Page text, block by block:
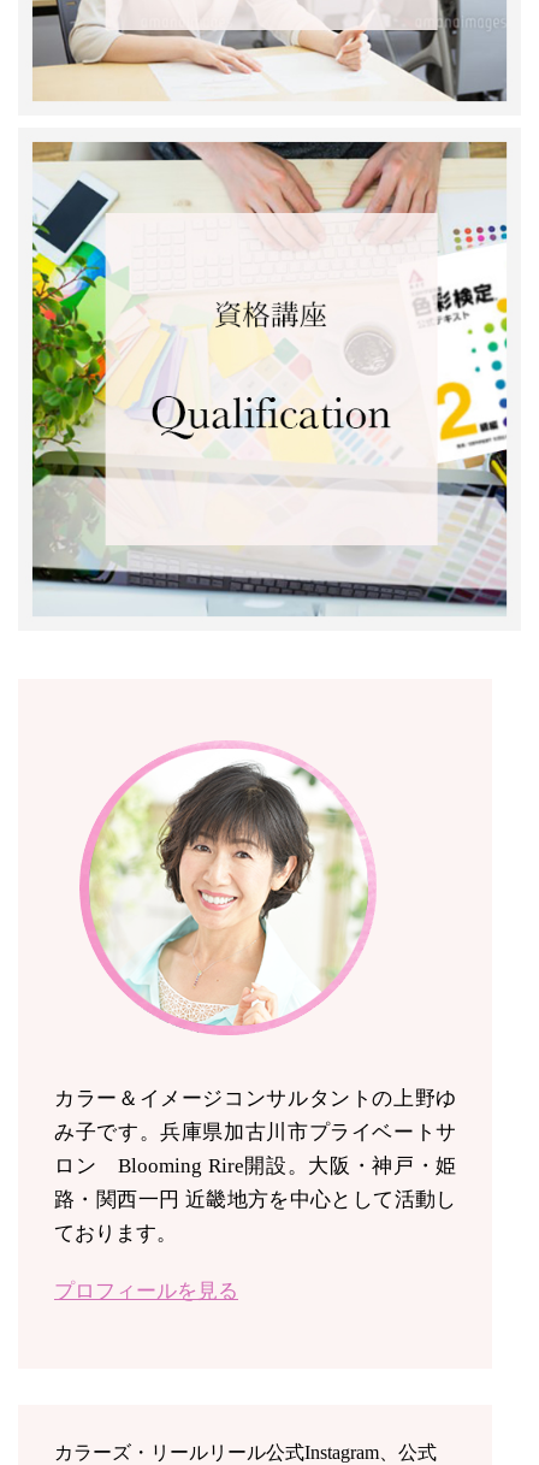
カラー＆イメージコンサルタントの上野ゆ
み子です。兵庫県加古川市プライベートサ
ロン Blooming Rire開設。 大阪・神戸・姫
路・関西一円 近畿地方を中心として活動し
ております。
プロフィールを見る
カラーズ・リールリール公式Instagram、公式